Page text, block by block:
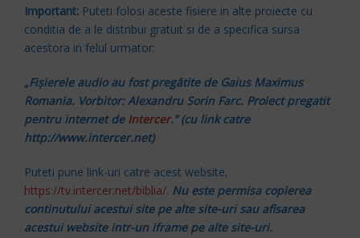
Important: Puteti folosi aceste fisiere in alte proiecte cu
conditia de a le distribui gratuit si de a specifica sursa
acestora in felul urmator:
„Fişierele audio au fost pregătite de Gaius Maximus
Romania. Vorbitor: Alexandru Sorin Farc. Proiect pregatit
pentru internet de Intercer.” (cu link catre
http://www.intercer.net)
Puteti pune link-uri catre acest website,
https://tv.intercer.net/biblia/. Nu este permisa copierea
continutului acestui site pe alte site-uri sau afisarea
acestui website intr-un iframe pe alte site-uri.